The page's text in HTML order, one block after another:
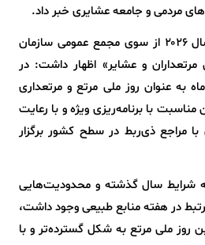
مردمی و جامعه عشایری خبر داد.
وی با اشاره به نام‌گذاری سال ۲۰۲۶ از سوی مجمع عمومی سازمان
و عشایر» اظهار داشت: در
اردیبهشت‌ماه به عنوان روز ملی مرتع و مرتعداری
با برنامه‌ریزی ویژه و با رعایت
مراجع ذی‌ربط در سطح کشور برگزار
شرایط سال گذشته و محدودیت‌هایی
در هفته منابع طبیعی وجود داشت،
ملی مرتع به شکل گسترده‌تر و با